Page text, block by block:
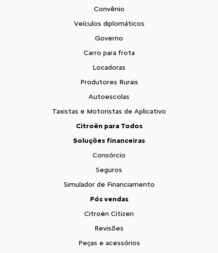
Convênio
Veículos diplomáticos
Governo
Carro para frota
Locadoras
Produtores Rurais
Autoescolas
Taxistas e Motoristas de Aplicativo
Citroën para Todos
Soluções financeiras
Consórcio
Seguros
Simulador de Financiamento
Pós vendas
Citroën Citizen
Revisões
Peças e acessórios